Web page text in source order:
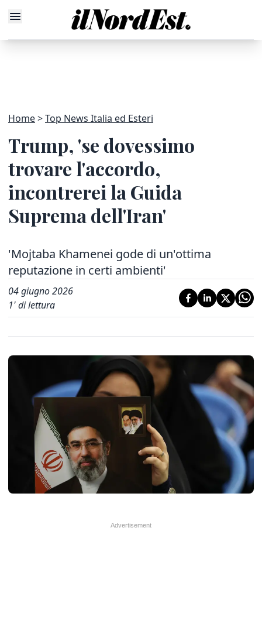
Home Top News Italia ed Esteri
Trump, 'se dovessimo
trovare l'accordo,
incontrerei la Guida
Suprema dell'Iran'
'Mojtaba Khamenei gode di un'ottima
reputazione in certi ambienti'
04 giugno 2026
1' di lettura